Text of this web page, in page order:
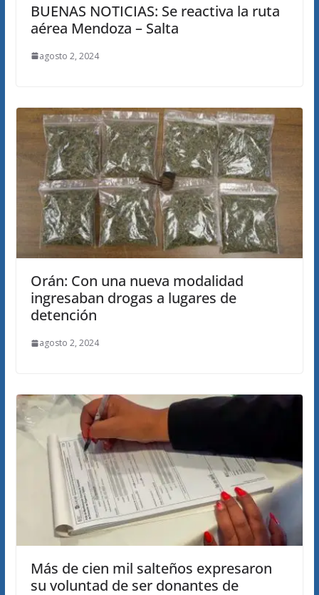
BUENAS NOTICIAS: Se reactiva la ruta
aérea Mendoza – Salta
agosto 2, 2024
Orán: Con una nueva modalidad
ingresaban drogas a lugares de
detención
agosto 2, 2024
Más de cien mil salteños expresaron
su voluntad de ser donantes de